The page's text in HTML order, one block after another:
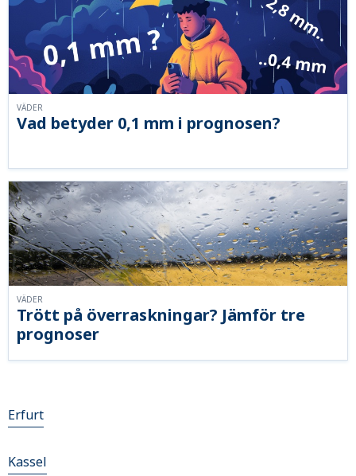
Vad betyder 0,1 mm i prognosen?
VÄDER
Trött på överraskningar? Jämför tre
prognoser
VÄDER
Erfurt
Kassel